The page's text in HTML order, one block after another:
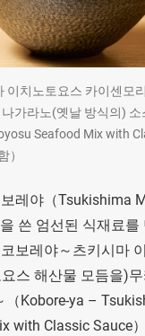
이치노토요스 카이센모
가라노(옛날 방식의)
Seafood Mix with
）
보레야（Tsukishima
쓴 엄선된 식재료를
보레야～츠키시마
스 해산물 모듬을)
Kobore-ya –
with Classic Sauce